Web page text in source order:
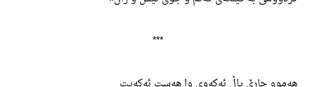
***